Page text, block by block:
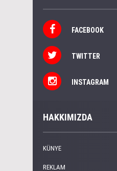
FACEBOOK
TWITTER
INSTAGRAM
HAKKIMIZDA
KÜNYE
REKLAM